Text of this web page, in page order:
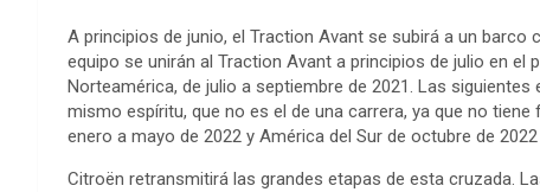
A principios de junio, el Traction Avant se subirá a un
equipo se unirán al Traction Avant a principios de julio en el
Norteamérica, de julio a septiembre de 2021. Las
mismo espíritu, que no es el de una carrera, ya que no
enero a mayo de 2022 y América del Sur de octubre de
Citroën retransmitirá las grandes etapas de esta cruzada.